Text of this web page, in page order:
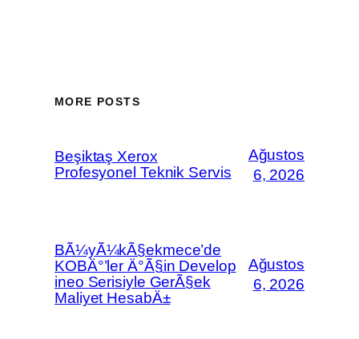
MORE POSTS
Beşiktaş Xerox
Profesyonel Teknik Servis
Ağustos
6, 2026
BÃ¼yÃ¼kÃ§ekmece’de
KOBÄ°’ler Ä°Ã§in Develop
ineo Serisiyle GerÃ§ek
Maliyet HesabÄ±
Ağustos
6, 2026